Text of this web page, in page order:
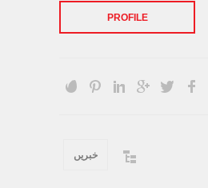
PROFILE
خبریں